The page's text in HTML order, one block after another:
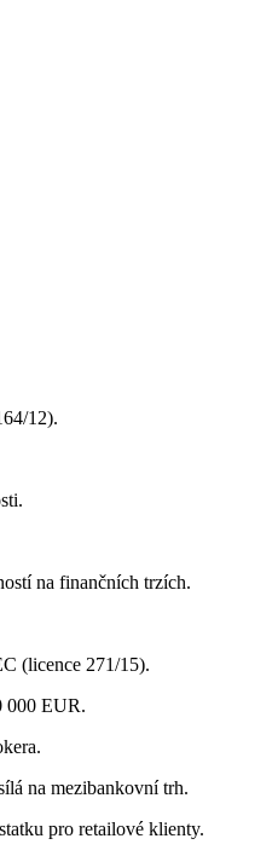
12).
na finančních trzích.
(licence 271/15).
000 EUR.
na mezibankovní trh.
pro retailové klienty.